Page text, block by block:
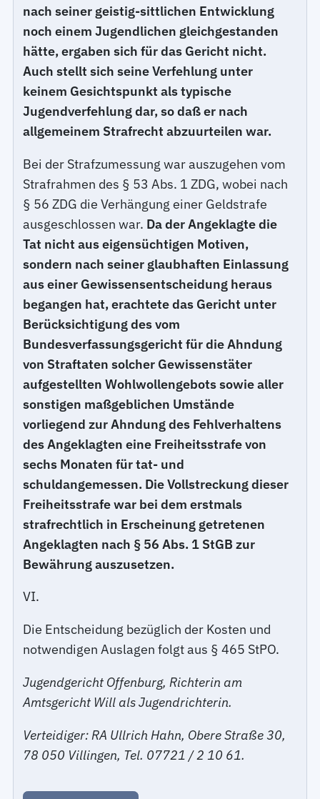
nach seiner geistig-sittlichen Entwicklung
noch einem Jugendlichen gleichgestanden
hätte, ergaben sich für das Gericht nicht.
Auch stellt sich seine Verfehlung unter
keinem Gesichtspunkt als typische
Jugendverfehlung dar, so daß er nach
allgemeinem Strafrecht abzuurteilen war.
Bei der Strafzumessung war auszugehen vom
Strafrahmen des § 53 Abs. 1 ZDG, wobei nach
§ 56 ZDG die Verhängung einer Geldstrafe
ausgeschlossen war. Da der Angeklagte die
Tat nicht aus eigensüchtigen Motiven,
sondern nach seiner glaubhaften Einlassung
aus einer Gewissensentscheidung heraus
begangen hat, erachtete das Gericht unter
Berücksichtigung des vom
Bundesverfassungsgericht für die Ahndung
von Straftaten solcher Gewissenstäter
aufgestellten Wohlwollengebots sowie aller
sonstigen maßgeblichen Umstände
vorliegend zur Ahndung des Fehlverhaltens
des Angeklagten eine Freiheitsstrafe von
sechs Monaten für tat- und
schuldangemessen. Die Vollstreckung dieser
Freiheitsstrafe war bei dem erstmals
strafrechtlich in Erscheinung getretenen
Angeklagten nach § 56 Abs. 1 StGB zur
Bewährung auszusetzen.
VI.
Die Entscheidung bezüglich der Kosten und
notwendigen Auslagen folgt aus § 465 StPO.
Jugendgericht Offenburg, Richterin am
Amtsgericht Will als Jugendrichterin.
Verteidiger: RA Ullrich Hahn, Obere Straße 30,
78 050 Villingen, Tel. 07721 / 2 10 61.